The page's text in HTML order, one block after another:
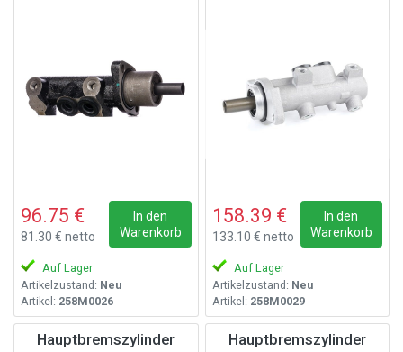
96.75 €
81.30 € netto
In den
Warenkorb
Auf Lager
Artikelzustand: Neu
Artikel: 258M0026
158.39 €
133.10 € netto
In den
Warenkorb
Auf Lager
Artikelzustand: Neu
Artikel: 258M0029
Hauptbremszylinder
Hauptbremszylinder